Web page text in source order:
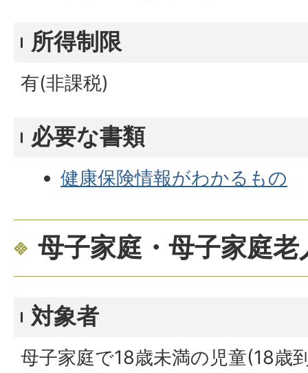
所得制限
有(非課税)
必要な書類
健康保険情報がわかるもの
母子家庭・母子家庭老
対象者
母子家庭で18歳未満の児童(18歳